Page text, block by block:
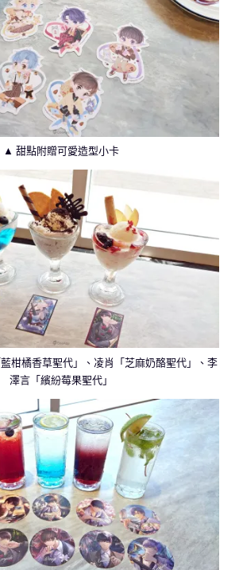
▲ 甜點附贈可愛造型小卡
柑橘香草聖代」、凌肖「芝麻奶酪聖代」、李
澤言「繽紛莓果聖代」